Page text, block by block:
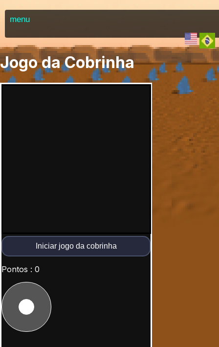
menu
Jogo da Cobrinha
Iniciar jogo da cobrinha
Pontos : 0